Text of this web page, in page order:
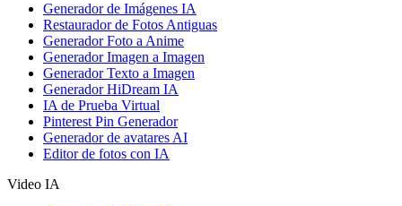
Generador de Imágenes IA
Restaurador de Fotos Antiguas
Generador Foto a Anime
Generador Imagen a Imagen
Generador Texto a Imagen
Generador HiDream IA
IA de Prueba Virtual
Pinterest Pin Generador
Generador de avatares AI
Editor de fotos con IA
Video IA